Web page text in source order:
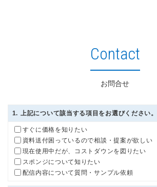
Contact
お問合せ
1. 上記について該当する項目をお選びください。
すぐに価格を知りたい
資料送付困っているので相談・提案が欲しい
現在使用中だが、コストダウンを図りたい
スポンジについて知りたい
配信内容について質問・サンプル依頼